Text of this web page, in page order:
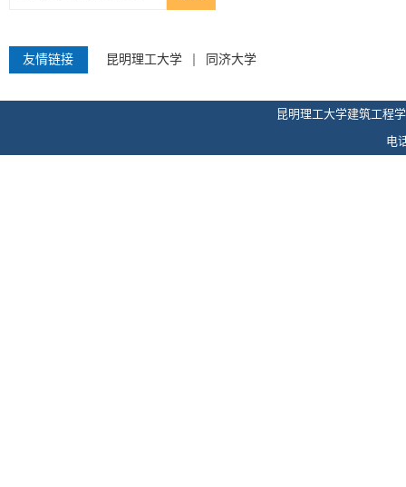
友情链接 昆明理工大学 同济大学
昆明理工大学建筑工程
电